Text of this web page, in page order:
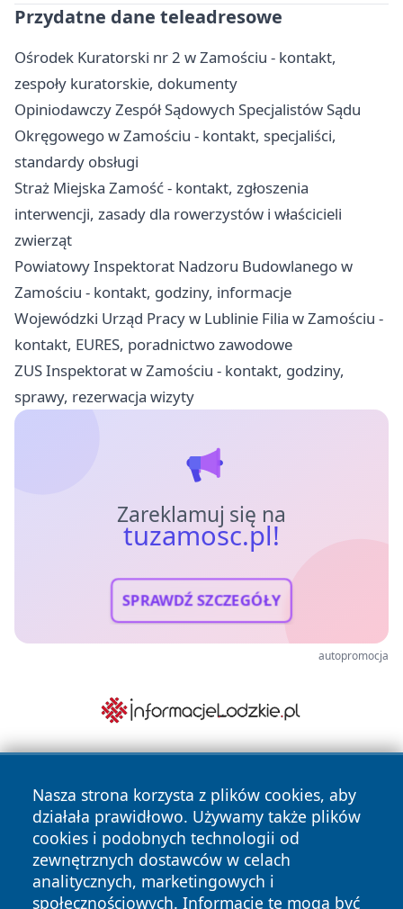
Przydatne dane teleadresowe
Ośrodek Kuratorski nr 2 w Zamościu - kontakt,
zespoły kuratorskie, dokumenty
Opiniodawczy Zespół Sądowych Specjalistów Sądu
Okręgowego w Zamościu - kontakt, specjaliści,
standardy obsługi
Straż Miejska Zamość - kontakt, zgłoszenia
interwencji, zasady dla rowerzystów i właścicieli
zwierząt
Powiatowy Inspektorat Nadzoru Budowlanego w
Zamościu - kontakt, godziny, informacje
Wojewódzki Urząd Pracy w Lublinie Filia w Zamościu -
kontakt, EURES, poradnictwo zawodowe
ZUS Inspektorat w Zamościu - kontakt, godziny,
sprawy, rezerwacja wizyty
Zareklamuj się na
tuzamosc.pl!
SPRAWDŹ SZCZEGÓŁY
autopromocja
Nasza strona korzysta z plików cookies, aby
działała prawidłowo. Używamy także plików
cookies i podobnych technologii od
zewnętrznych dostawców w celach
analitycznych, marketingowych i
społecznościowych. Informacje te mogą być
Copyright © 2026 tuzamosc.pl Wszystkie prawa zastrzeżone.